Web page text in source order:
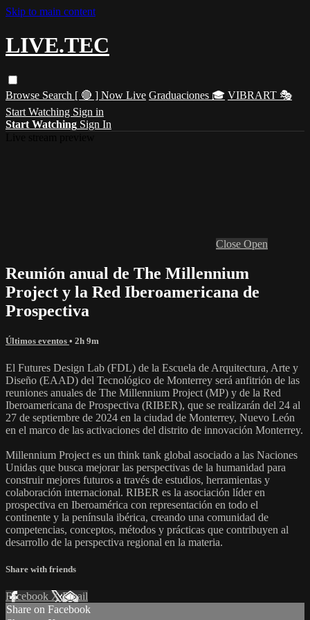
Skip to main content
LIVE.TEC
Browse Search [ 🔴 ] Now Live Graduaciones 🎓 VIBRART 🎭
Start Watching Sign in
Start Watching Sign In
Close Open
Reunión anual de The Millennium
Project y la Red Iberoamericana de
Prospectiva
Últimos eventos • 2h 9m
El Futures Design Lab (FDL) de la Escuela de Arquitectura, Arte y
Diseño (EAAD) del Tecnológico de Monterrey será anfitrión de las
reuniones anuales de The Millennium Project (MP) y de la Red
Iberoamericana de Prospectiva (RIBER), que se realizarán del 24 al
27 de septiembre de 2024 en la ciudad de Monterrey, Nuevo León
en el marco de las activaciones del distrito de innovación Monterrey.
Millennium Project es un think tank global asociado a las Naciones
Unidas que busca mejorar las perspectivas de la humanidad para
construir mejores futuros a través de estudios, herramientas y
colaboración internacional. RIBER es la asociación líder en
prospectiva en Iberoamérica con representación en todo el
continente y la península ibérica, creando una comunidad de
competencias, conceptos, métodos y prácticas que contribuyen al
desarrollo de la perspectiva regional en la materia.
Share with friends
Facebook XEmail
Share on Facebook